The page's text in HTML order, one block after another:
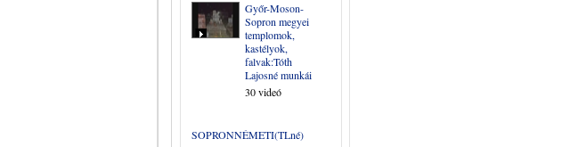
Győr-Moson-
Sopron megyei
templomok,
kastélyok,
falvak:Tóth
Lajosné munkái
30 videó
SOPRONNÉMETI(TLné)